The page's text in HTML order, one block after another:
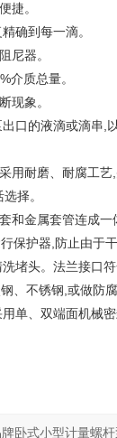
捷。
确到每一滴。
尼器。
介质总量。
现象。
口的液滴或滴串,
用耐磨、耐腐工
择。
和金属套管连成
保护器,防止由于
堵头。法兰接口
、不锈钢,或做防
单、双端面机械密